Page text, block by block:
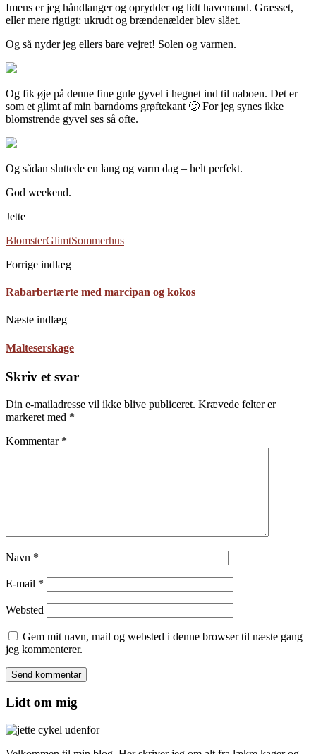
Imens er jeg håndlanger og oprydder og lidt havemand. Græsset,
eller mere rigtigt: ukrudt og brændenælder blev slået.
Og så nyder jeg ellers bare vejret! Solen og varmen.
Og fik øje på denne fine gule gyvel i hegnet ind til naboen. Det er
som et glimt af min barndoms grøftekant 🙂 For jeg synes ikke
blomstrende gyvel ses så ofte.
Og sådan sluttede en lang og varm dag – helt perfekt.
God weekend.
Jette
BlomsterGlimtSommerhus
Forrige indlæg
Rabarbertærte med marcipan og kokos
Næste indlæg
Malteserskage
Skriv et svar
Din e-mailadresse vil ikke blive publiceret. Krævede felter er
markeret med *
Kommentar *
Navn *
E-mail *
Websted
Gem mit navn, mail og websted i denne browser til næste gang
jeg kommenterer.
Lidt om mig